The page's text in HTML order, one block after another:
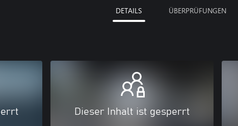
DETAILS ÜBERPRÜFUNGEN
Dieser Inhalt ist gesperrt